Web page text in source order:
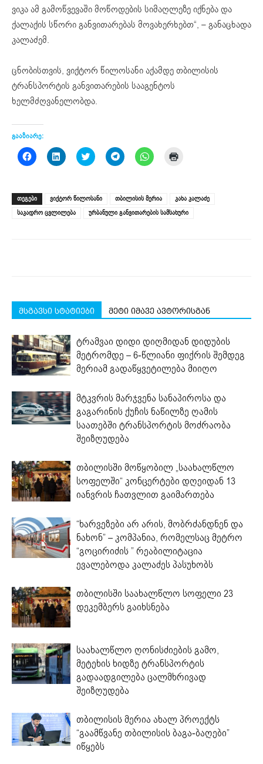
ვიკა ამ გამოწვევაში მოწოდების სიმაღლეზე იქნება და
ქალაქის სწორი განვითარებას მოვახერხებთ“, – განაცხადა
კალაძემ.
ცნობისთვის, ვიქტორ წილოსანი აქამდე თბილისის
ტრანსპორტის განვითარების სააგენტოს
ხელმძღვანელობდა.
გააზიარე:
Click
to
(Opens
in
new
window)
Click
to
(Opens
in
new
window)
Click
to
(Opens
in
new
window)
Click
to
(Opens
in
new
window)
Click
to
(Opens
in
new
window)
new
window)
ᲗᲔᲒᲔᲑᲘ ვიქტორ წილოსანი თბილისის მერია
კახა კალაძე
საკადრო ცვლილება
ურბანული განვითარების სამსახური
მსგავსი სტატიები მეტი იმავე ავტორისგან
ტრამვაი დიდი დიღმიდან დიდუბის
მეტრომდე – 6-წლიანი ფიქრის შემდეგ
მერიამ გადაწყვეტილება მიიღო
მტკვრის მარჯვენა სანაპიროსა და
გაგარინის ქუჩის ნაწილზე ღამის
საათებში ტრანსპორტის მოძრაობა
შეიზღუდება
თბილისში მოწყობილ „საახალწლო
სოფელში“ კონცერტები დღეიდან 13
იანვრის ჩათვლით გაიმართება
“ხარვეზები არ არის, მობრძანდნენ და
ნახონ” – კომპანია, რომელსაც მეტრო
“გოცირიძის ” რეაბილიტაცია
ევალებოდა კალაძეს პასუხობს
თბილისში საახალწლო სოფელი 23
დეკემბერს გაიხსნება
საახალწლო ღონისძიების გამო,
მეტეხის ხიდზე ტრანსპორტის
გადაადგილება ცალმხრივად
შეიზღუდება
თბილისის მერია ახალ პროექტს
“გაამწვანე თბილისის ბაგა-ბაღები”
იწყებს